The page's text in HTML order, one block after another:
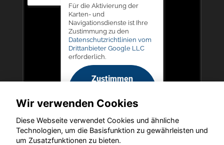
Für die Aktivierung der
Karten- und
Navigationsdienste ist Ihre
Zustimmung zu den
Datenschutzrichtlinien vom
Drittanbieter Google LLC
erforderlich.
Zustimmen
aktivieren
Wir verwenden Cookies
Diese Webseite verwendet Cookies und ähnliche
Technologien, um die Basisfunktion zu gewährleisten und
um Zusatzfunktionen zu bieten.